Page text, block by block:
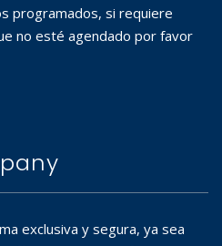
programados, si requiere
no esté agendado por favor
exclusiva y segura, ya sea